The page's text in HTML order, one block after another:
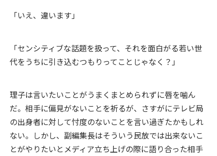
「いえ、違います」
「センシティブな話題を扱って、それを面白がる若い世
代をうちに引き込むつもりってことじゃなく？」
理子は言いたいことがうまくまとめられずに唇を噛ん
だ。相手に偏見がないことを祈るが、さすがにテレビ局
の出身者に対して忖度のないことを言い過ぎたかもしれ
ない。しかし、副編集長はそういう民放では出来ないこ
とがやりたいとメディア立ち上げの際に語り合った相手